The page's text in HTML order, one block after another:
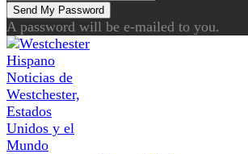
A password will be e-mailed to you.
Noticias de
Westchester,
Estados
Unidos y el
Mundo